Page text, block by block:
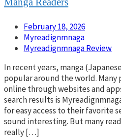
February 18, 2026
Myreadignmnaga
Myreadignmnaga Review
In recent years, manga
popular around the world. Many
online through websites and
search results is
for easy access to their favorite
sound interesting. But many
really […]